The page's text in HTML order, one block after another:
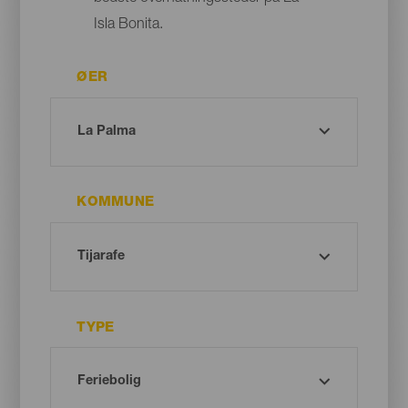
Isla Bonita.
ØER
KOMMUNE
TYPE